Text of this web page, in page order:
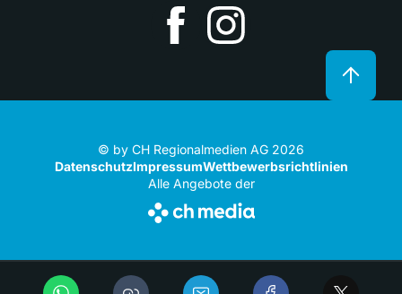
© by CH Regionalmedien AG 2026
DatenschutzImpressumWettbewerbsrichtlinien
Alle Angebote der